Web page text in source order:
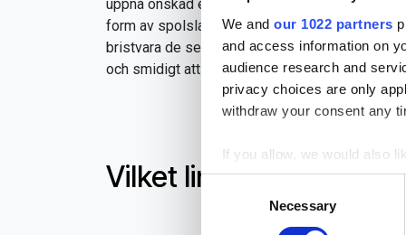
We and our 1022 partners
and access information on
audience research and
privacy choices are only
withdraw your consent any
If you allow, we would also
Collect information
Identify your device
Find out more about how
Consent
Necessary
uppnå önskad effekt. Spolar man en kortare
form av spolslangar som gör det möjligt att
bristvara de senaste somrarna till följd av det
och smidigt att använda. Det är lätt ha med sig
Vilket liniment ska